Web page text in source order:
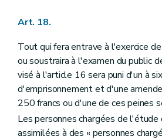
Art. 18.
Tout qui fera entrave à l'exercice
ou soustraira à l'examen du public
visé à l'article 16 sera puni d'un à
d'emprisonnement et d'une
250 francs ou d'une de ces peines
Les personnes chargées de l'étude
assimilées à des « personnes